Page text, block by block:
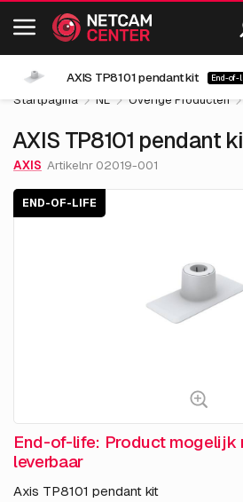
Inclusief EOL-producten
AXIS TP8101 pendant kit End-of-
Startpagina NL Overige Producten
AXIS TP8101 pendant
AXIS Artikelnr 02019-001
END-OF-LIFE
End-of-life: Product mogelijk
leverbaar
Axis TP8101 pendant kit